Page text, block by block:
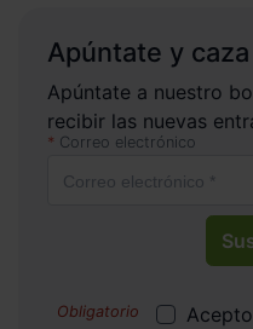
Apúntate y
Apúntate a nuestro
recibir las nuevas
Correo electrónico